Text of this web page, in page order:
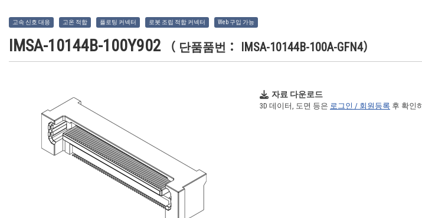
고속 신호 대응 고온 적합 플로팅 커넥터 로봇 조립 적합 커넥터 Web 구입 가능
IMSA-10144B-100Y902 （ 단품품번： IMSA-10144B-100A-GFN4）
자료 다운로드
3D 데이터, 도면 등은 로그인 / 회원등록 후 확인